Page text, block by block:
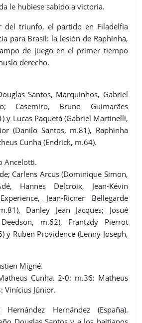
le hubiese sabido a victoria.
del triunfo, el partido en Filadelfia
para Brasil: la lesión de Raphinha,
de juego en el primer tiempo
derecho.
Santos, Marquinhos, Gabriel
Casemiro, Bruno Guimarães
y Lucas Paquetá (Gabriel Martinelli,
(Danilo Santos, m.81), Raphinha
Cunha (Endrick, m.64).
Ancelotti.
Carlens Arcus (Dominique Simon,
Hannes Delcroix, Jean-Kévin
Jean-Ricner Bellegarde
Danley Jean Jacques; Josué
m.62), Frantzdy Pierrot
y Ruben Providence (Lenny Joseph,
Migné.
Cunha. 2-0: m.36: Matheus
Vinícius Júnior.
Hernández (España).